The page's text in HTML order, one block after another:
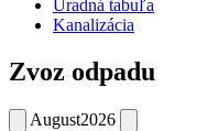
Úradná tabuľa
Kanalizácia
Zvoz odpadu
August2026